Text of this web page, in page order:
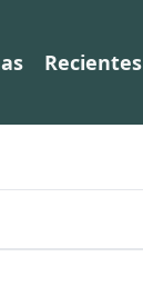
Recientes